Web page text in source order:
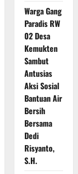
Warga Gang
Paradis RW
02 Desa
Kemukten
Sambut
Antusias
Aksi Sosial
Bantuan Air
Bersih
Bersama
Dedi
Risyanto,
S.H.